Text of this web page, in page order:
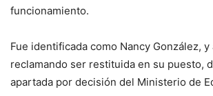
funcionamiento.
Fue identificada como Nancy González,
reclamando ser restituida en su puesto,
apartada por decisión del Ministerio de